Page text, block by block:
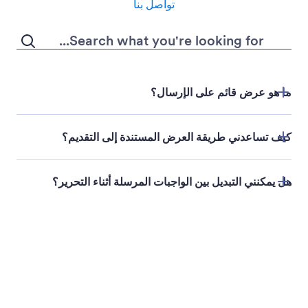
Page Header
أضف محتوى رأس متسق لكل صفحة من مستندك. اعرض
مع تحكم كامل في تنسيق النص والخلفية.